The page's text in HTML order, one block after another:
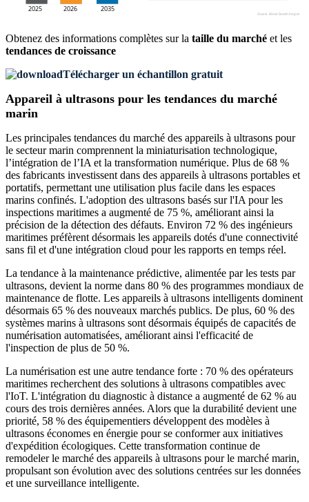
Obtenez des informations complètes sur la taille du marché et les
tendances de croissance
Télécharger un échantillon gratuit
Appareil à ultrasons pour les tendances du marché
marin
Les principales tendances du marché des appareils à ultrasons pour
le secteur marin comprennent la miniaturisation technologique,
l’intégration de l’IA et la transformation numérique. Plus de 68 %
des fabricants investissent dans des appareils à ultrasons portables et
portatifs, permettant une utilisation plus facile dans les espaces
marins confinés. L'adoption des ultrasons basés sur l'IA pour les
inspections maritimes a augmenté de 75 %, améliorant ainsi la
précision de la détection des défauts. Environ 72 % des ingénieurs
maritimes préfèrent désormais les appareils dotés d'une connectivité
sans fil et d'une intégration cloud pour les rapports en temps réel.
La tendance à la maintenance prédictive, alimentée par les tests par
ultrasons, devient la norme dans 80 % des programmes mondiaux de
maintenance de flotte. Les appareils à ultrasons intelligents dominent
désormais 65 % des nouveaux marchés publics. De plus, 60 % des
systèmes marins à ultrasons sont désormais équipés de capacités de
numérisation automatisées, améliorant ainsi l'efficacité de
l'inspection de plus de 50 %.
La numérisation est une autre tendance forte : 70 % des opérateurs
maritimes recherchent des solutions à ultrasons compatibles avec
l'IoT. L'intégration du diagnostic à distance a augmenté de 62 % au
cours des trois dernières années. Alors que la durabilité devient une
priorité, 58 % des équipementiers développent des modèles à
ultrasons économes en énergie pour se conformer aux initiatives
d'expédition écologiques. Cette transformation continue de
remodeler le marché des appareils à ultrasons pour le marché marin,
propulsant son évolution avec des solutions centrées sur les données
et une surveillance intelligente.